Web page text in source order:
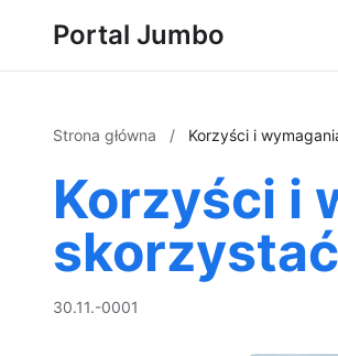
Portal Jumbo
Strona główna / Korzyści i
Korzyści i
30.11.-0001